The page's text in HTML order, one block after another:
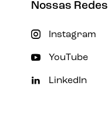
Nossas Redes
Instagram
YouTube
LinkedIn